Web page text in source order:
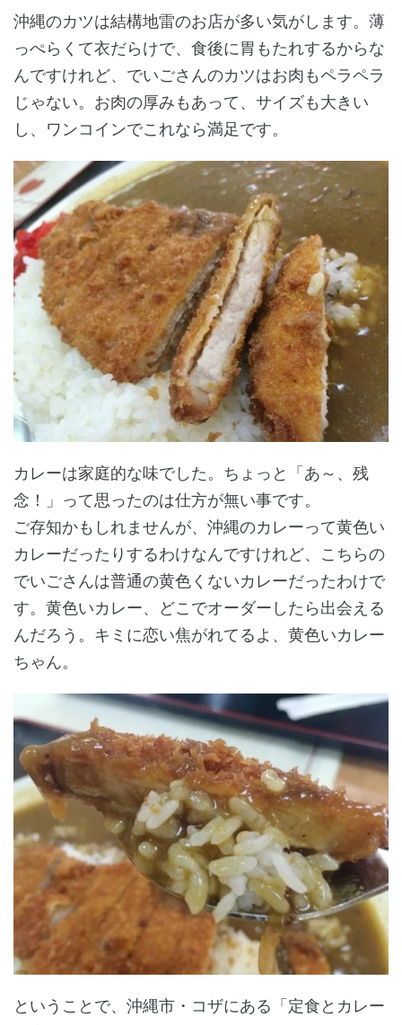
沖縄のカツは結構地雷のお店が多い気がします。薄
っぺらくて衣だらけで、食後に胃もたれするからな
んですけれど、でいごさんのカツはお肉もペラペラ
じゃない。お肉の厚みもあって、サイズも大きい
し、ワンコインでこれなら満足です。
カレーは家庭的な味でした。ちょっと「あ～、残
念！」って思ったのは仕方が無い事です。
ご存知かもしれませんが、沖縄のカレーって黄色い
カレーだったりするわけなんですけれど、こちらの
でいごさんは普通の黄色くないカレーだったわけで
す。黄色いカレー、どこでオーダーしたら出会える
んだろう。キミに恋い焦がれてるよ、黄色いカレー
ちゃん。
ということで、沖縄市・コザにある「定食とカレー